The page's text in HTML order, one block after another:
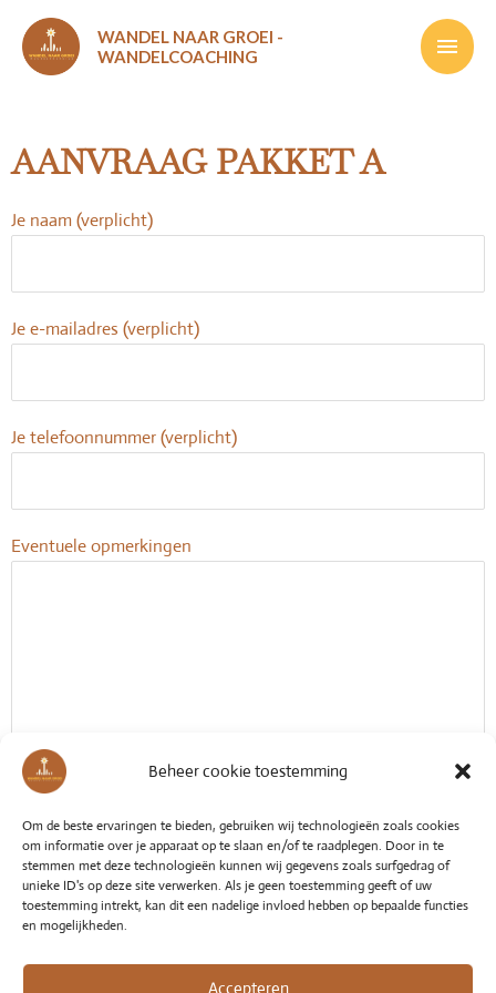
Beheer cookie toestemming
Om de beste ervaringen te bieden, gebruiken wij technologieën zoals cookies
om informatie over je apparaat op te slaan en/of te raadplegen. Door in te
stemmen met deze technologieën kunnen wij gegevens zoals surfgedrag of
unieke ID's op deze site verwerken. Als je geen toestemming geeft of uw
toestemming intrekt, kan dit een nadelige invloed hebben op bepaalde functies
en mogelijkheden.
Accepteren
naar
WANDEL NAAR GROEI -
WANDELCOACHING
AANVRAAG PAKKET A
Je naam (verplicht)
Je e-mailadres (verplicht)
Je telefoonnummer (verplicht)
Eventuele opmerkingen